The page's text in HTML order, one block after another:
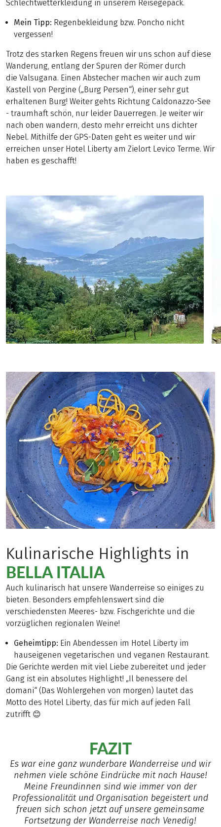
Schlechtwetterkleidung in unserem Reisegepäck.
Mein Tipp: Regenbekleidung bzw. Poncho nicht
vergessen!
Trotz des starken Regens freuen wir uns schon auf diese
Wanderung, entlang der Spuren der Römer durch
die Valsugana. Einen Abstecher machen wir auch zum
Kastell von Pergine („Burg Persen“), einer sehr gut
erhaltenen Burg! Weiter gehts Richtung Caldonazzo-See
- traumhaft schön, nur leider Dauerregen. Je weiter wir
nach oben wandern, desto mehr erreicht uns dichter
Nebel. Mithilfe der GPS-Daten geht es weiter und wir
erreichen unser Hotel Liberty am Zielort Levico Terme. Wir
haben es geschafft!
Kulinarische Highlights in
BELLA ITALIA
Auch kulinarisch hat unsere Wanderreise so einiges zu
bieten. Besonders empfehlenswert sind die
verschiedensten Meeres- bzw. Fischgerichte und die
vorzüglichen regionalen Weine!
Geheimtipp: Ein Abendessen im Hotel Liberty im
hauseigenen vegetarischen und veganen Restaurant.
Die Gerichte werden mit viel Liebe zubereitet und jeder
Gang ist ein absolutes Highlight! „Il benessere del
domani“ (Das Wohlergehen von morgen) lautet das
Motto des Hotel Liberty, das für mich auf jeden Fall
zutrifft 😊
FAZIT
Es war eine ganz wunderbare Wanderreise und wir
nehmen viele schöne Eindrücke mit nach Hause!
Meine Freundinnen sind wie immer von der
Professionalität und Organisation begeistert und
freuen sich schon jetzt auf unsere gemeinsame
Fortsetzung der Wanderreise nach Venedig!